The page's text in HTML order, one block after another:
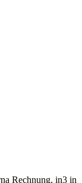
Rechnung, in3 in